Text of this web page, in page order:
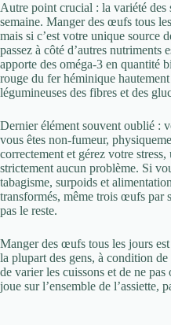
Autre point crucial : la variété des
semaine. Manger des œufs tous
mais si c’est votre unique source
passez à côté d’autres nutriments
apporte des oméga-3 en quantité
rouge du fer héminique
légumineuses des fibres et des
Dernier élément souvent oublié :
vous êtes non-fumeur,
correctement et gérez votre
strictement aucun problème. Si
tabagisme, surpoids et
transformés, même trois œufs par
pas le reste.
Manger des œufs tous les jours
la plupart des gens, à condition
de varier les cuissons et de ne
joue sur l’ensemble de l’assiette,